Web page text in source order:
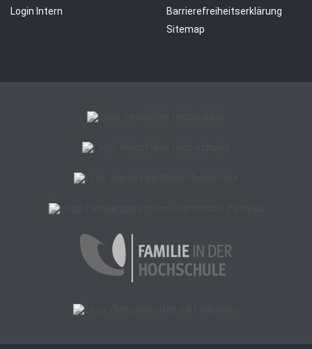
Login Intern
Barrierefreiheitserklärung
Sitemap